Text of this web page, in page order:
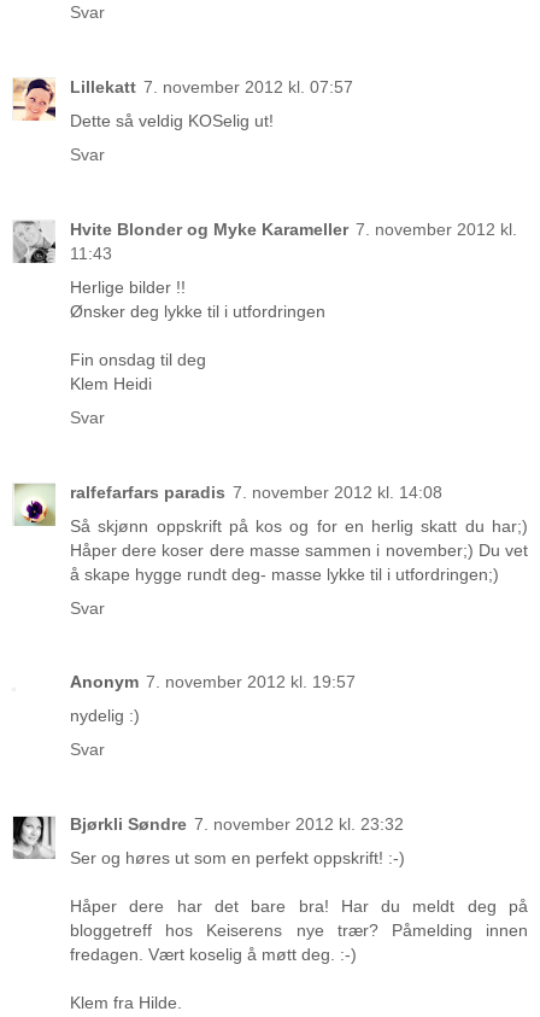
Svar
Lillekatt 7. november 2012 kl. 07:57
Dette så veldig KOSelig ut!
Svar
Hvite Blonder og Myke Karameller 7. november 2012 kl.
11:43
Herlige bilder !!
Ønsker deg lykke til i utfordringen
Fin onsdag til deg
Klem Heidi
Svar
ralfefarfars paradis 7. november 2012 kl. 14:08
Så skjønn oppskrift på kos og for en herlig skatt du har;)
Håper dere koser dere masse sammen i november;) Du vet
å skape hygge rundt deg- masse lykke til i utfordringen;)
Svar
Anonym 7. november 2012 kl. 19:57
nydelig :)
Svar
Bjørkli Søndre 7. november 2012 kl. 23:32
Ser og høres ut som en perfekt oppskrift! :-)
Håper dere har det bare bra! Har du meldt deg på
bloggetreff hos Keiserens nye trær? Påmelding innen
fredagen. Vært koselig å møtt deg. :-)
Klem fra Hilde.